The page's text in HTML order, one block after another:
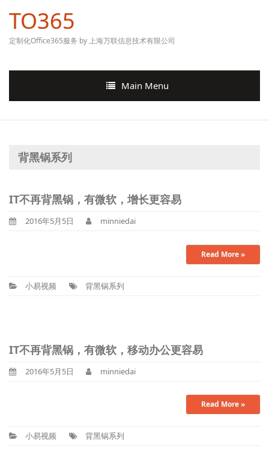
TO365
定制化Office365服务 by 上海万联信息技术有限公司
Main Menu
背黑锅系列
IT不再背黑锅，有微软，增长更容易
2016年5月5日 minniedai
Read More »
小易视频 背黑锅系列
IT不再背黑锅，有微软，移动办公更容易
2016年5月5日 minniedai
Read More »
小易视频 背黑锅系列